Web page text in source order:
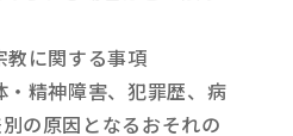
教に関する事項
・精神障害、犯罪歴、病
の原因となるおそれの